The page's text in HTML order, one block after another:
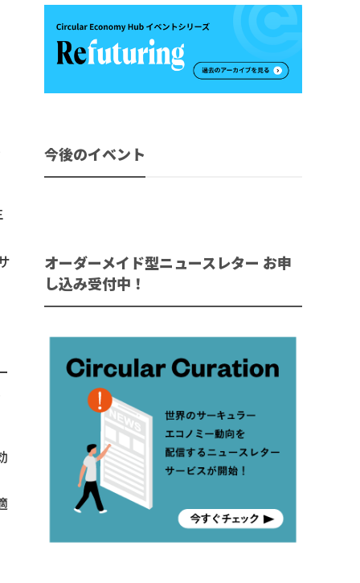
今後のイベント
オーダーメイド型ニュースレター お申
し込み受付中！